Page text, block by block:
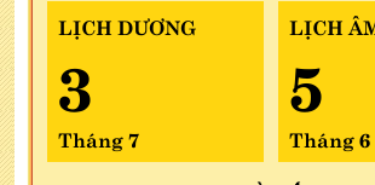
LỊCH DƯƠNG
3
Tháng 7
LỊCH
5
Tháng 6